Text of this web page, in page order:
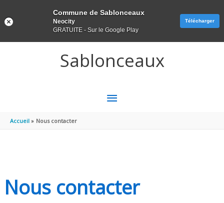
Sablonceaux
MENU
Accueil Nous contacter
Nous contacter
Commune de Sablonceaux
Neocity
GRATUITE - Sur le Google Play
Télécharger